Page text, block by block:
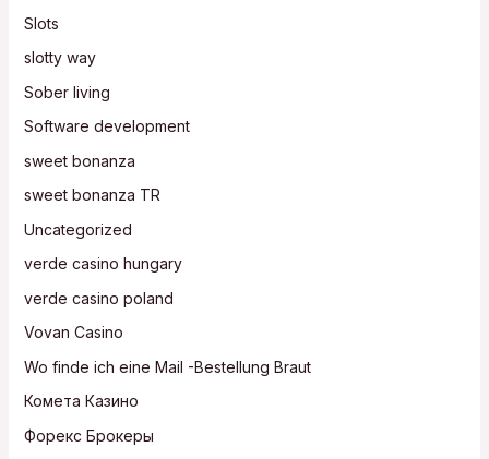
Slots
slotty way
Sober living
Software development
sweet bonanza
sweet bonanza TR
Uncategorized
verde casino hungary
verde casino poland
Vovan Casino
Wo finde ich eine Mail -Bestellung Braut
Комета Казино
Форекс Брокеры